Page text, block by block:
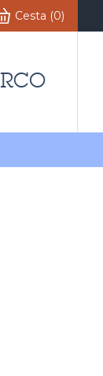
Cesta (0)